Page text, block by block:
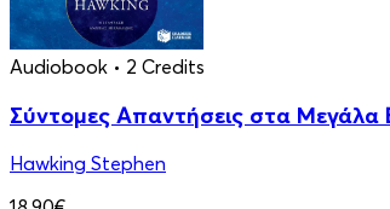
Audiobook • 2 Credits
Σύντομες Απαντήσεις στα
Hawking Stephen